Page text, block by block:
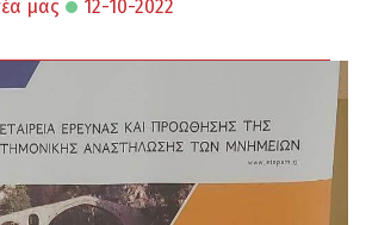
μας 12-10-2022